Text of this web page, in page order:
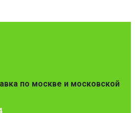
по москве и московской